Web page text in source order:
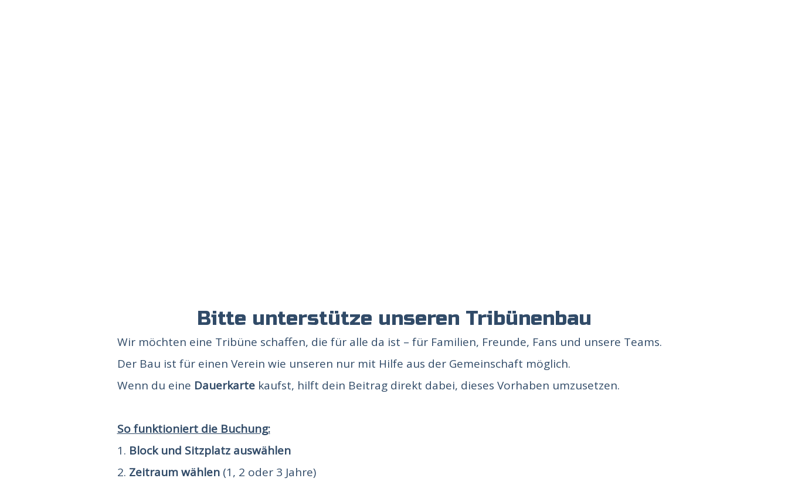
Bitte unterstütze unseren Tribünenbau
Wir möchten eine Tribüne schaffen, die für alle da ist – für Familien, Freunde, Fans und unsere Teams.
Der Bau ist für einen Verein wie unseren nur mit Hilfe aus der Gemeinschaft möglich.
Wenn du eine Dauerkartekaufst, hilft dein Beitrag direkt dabei, dieses Vorhaben umzusetzen.
So funktioniert die Buchung:
Block und Sitzplatz auswählen
Zeitraum wählen(1, 2 oder 3 Jahre)